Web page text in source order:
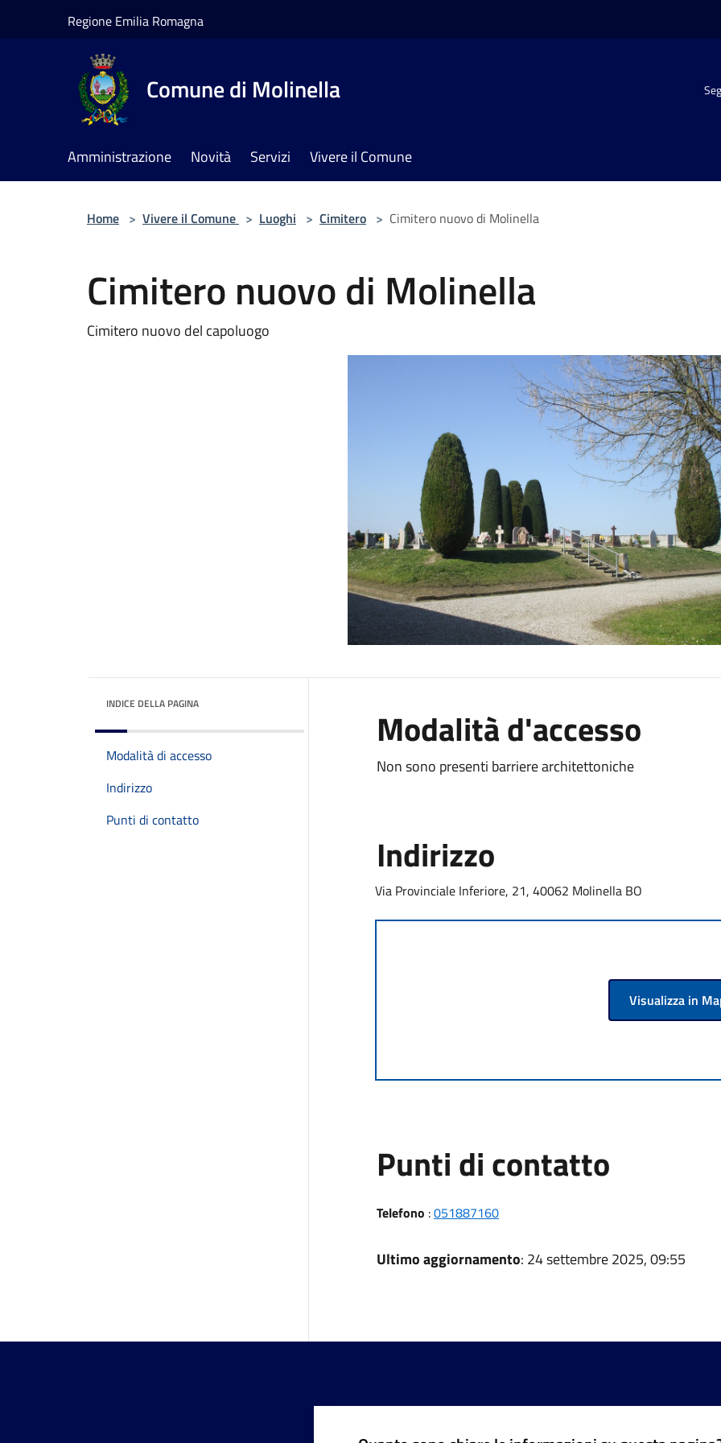
Regione Emilia Romagna
Comune di Molinella
Amministrazione Novità Servizi Vivere il Comune
Home > Vivere il Comune > Luoghi > Cimitero > Cimitero nuovo di Molinella
Cimitero nuovo di Molinella
Cimitero nuovo del capoluogo
INDICE DELLA PAGINA
Modalità di accesso
Indirizzo
Punti di contatto
Modalità d'accesso
Non sono presenti barriere architettoniche
Indirizzo
Via Provinciale Inferiore, 21, 40062 Molinella BO
Visualizza in
Punti di contatto
Telefono :051887160
Ultimo aggiornamento: 24 settembre 2025, 09:55